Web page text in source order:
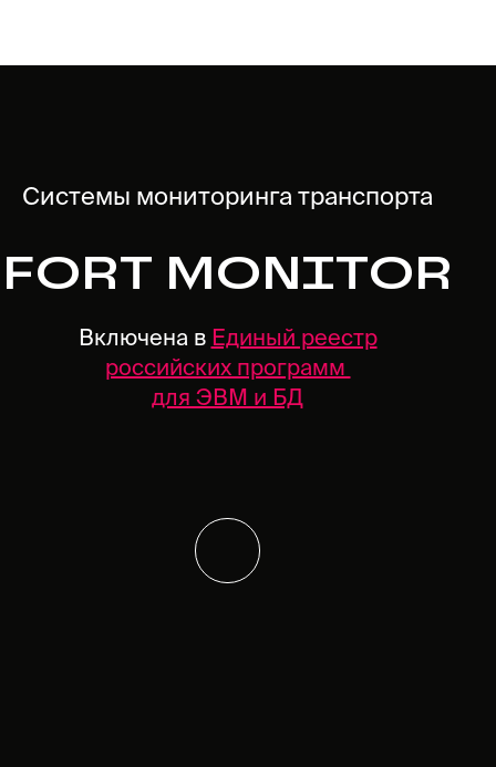
Включена в Единый реестр
российских программ
для ЭВМ и БД
Системы мониторинга транспорта
FORT MONITOR